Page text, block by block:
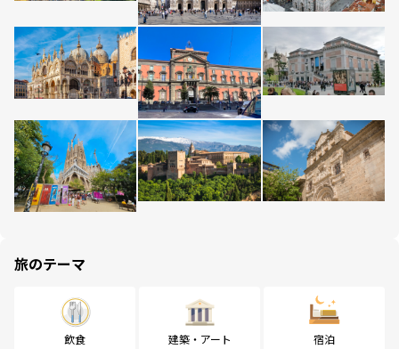
旅のテーマ
飲食 建築・アート 宿泊